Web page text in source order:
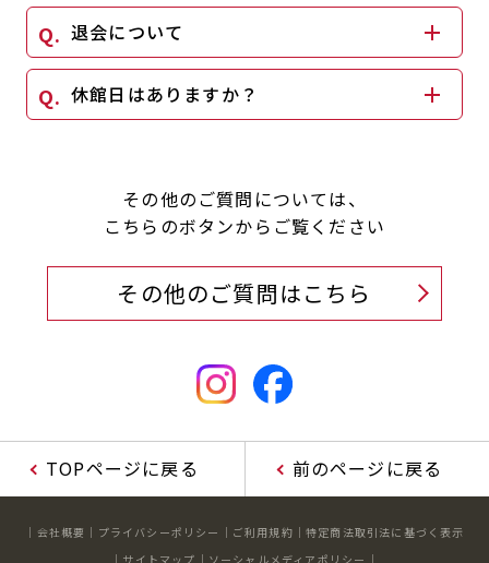
よくあるご質問
入会を悩まれている方へトップ
キャンペーン 料金のご案内
スタジオプログラム情報
入会方法 よくあるご質問
店舗へのお問い合わせ
JOYFIT総合トップ JOYFIT
退会について
休館日はありますか？
その他のご質問については、
こちらのボタンからご覧ください
その他のご質問はこちら
TOPページに戻る 前のページに戻る
会社概要 プライバシーポリシー ご利用規約
特定商法取引法に基づく表示
サイトマップ
ソーシャルメディアポリシー